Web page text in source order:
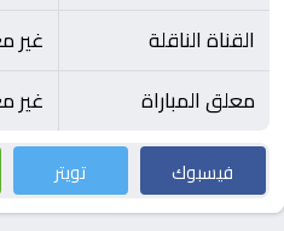
القناة الناقلة
غير
معلق المباراة
غير
فيسبوك تويتر